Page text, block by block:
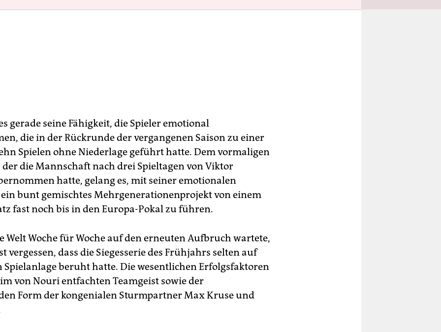
gerade seine Fähigkeit, die Spieler emotional
die in der Rückrunde der vergangenen Saison zu einer
Spielen ohne Niederlage geführt hatte. Dem vormaligen
der die Mannschaft nach drei Spieltagen von Viktor
hatte, gelang es, mit seiner emotionalen
bunt gemischtes Mehrgenerationenprojekt von einem
fast noch bis in den Europa-Pokal zu führen.
Welt Woche für Woche auf den erneuten Aufbruch wartete,
vergessen, dass die Siegesserie des Frühjahrs selten auf
Spielanlage beruht hatte. Die wesentlichen Erfolgsfaktoren
von Nouri entfachten Teamgeist sowie der
Form der kongenialen Sturmpartner Max Kruse und